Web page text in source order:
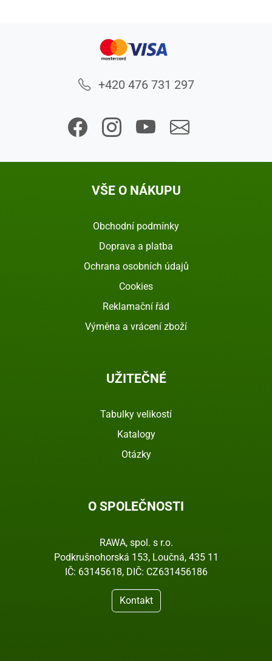
+420 476 731 297
VŠE O NÁKUPU
Obchodní podmínky
Doprava a platba
Ochrana osobních údajů
Cookies
Reklamační řád
Výměna a vrácení zboží
UŽITEČNÉ
Tabulky velikostí
Katalogy
Otázky
O SPOLEČNOSTI
RAWA, spol. s r.o.
Podkrušnohorská 153, Loučná, 435 11
IČ: 63145618, DIČ: CZ631456186
Kontakt